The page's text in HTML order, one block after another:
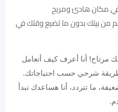
مكان هادئ ومريح
من بيتك بدون ما تضيع وقتك في
مرتاح! أنا أعرف كيف أتعامل
شرحي حسب احتياجاتك.
ما تتردد، أنا هساعدك تبدأ